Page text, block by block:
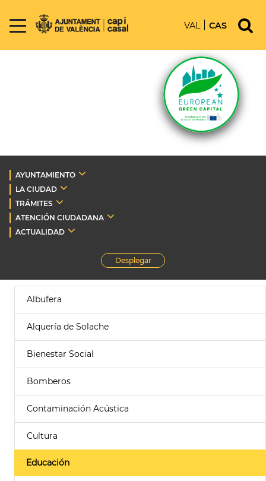
VAL CAS
AYUNTAMIENTO
LA CIUDAD
TRÁMITES
ATENCIÓN CIUDADANA
ACTUALIDAD
Desplegar
Albufera
Alquería de Solache
Bienestar Social
Bomberos
Contaminación Acústica
Cultura
Educación